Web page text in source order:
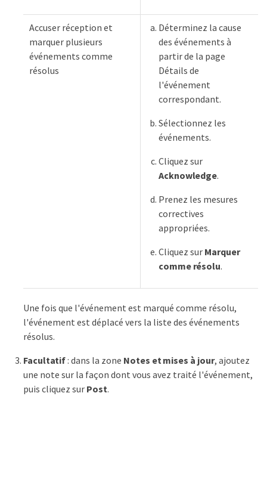
Accuser réception et
marquer plusieurs
événements comme
résolus
Déterminez la cause
des événements à
partir de la page
Détails de
l'événement
correspondant.
Sélectionnez les
événements.
Cliquez sur
Acknowledge.
Prenez les mesures
correctives
appropriées.
Cliquez sur Marquer
comme résolu.
Une fois que l'événement est marqué comme résolu,
l'événement est déplacé vers la liste des événements
résolus.
Facultatif: dans la zone Notes et mises à jour, ajoutez
une note sur la façon dont vous avez traité l'événement,
puis cliquez sur Post.